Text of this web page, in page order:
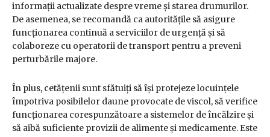
informații actualizate despre vreme și starea drumurilor.
De asemenea, se recomandă ca autoritățile să asigure
funcționarea continuă a serviciilor de urgență și să
colaboreze cu operatorii de transport pentru a preveni
perturbările majore.
În plus, cetățenii sunt sfătuiți să își protejeze locuințele
împotriva posibilelor daune provocate de viscol, să verifice
funcționarea corespunzătoare a sistemelor de încălzire și
să aibă suficiente provizii de alimente și medicamente. Este